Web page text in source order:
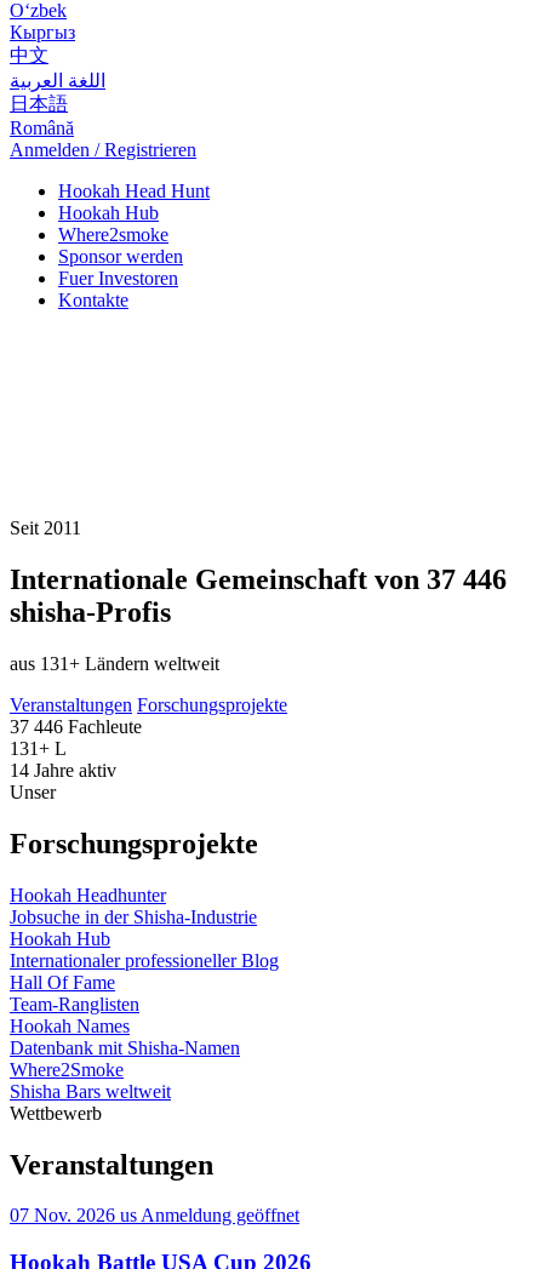
Оʻzbek
Кыргыз
中文
اللغة العربية
日本語
Română
Anmelden / Registrieren
Hookah Head Hunt
Hookah Hub
Where2smoke
Sponsor werden
Fuer Investoren
Kontakte
Seit 2011
Internationale Gemeinschaft von 37 446
shisha-Profis
aus 131+ Ländern weltweit
Veranstaltungen Forschungsprojekte
37 446 Fachleute
131+ L
14 Jahre aktiv
Unser
Forschungsprojekte
Hookah Headhunter
Jobsuche in der Shisha-Industrie
Hookah Hub
Internationaler professioneller Blog
Hall Of Fame
Team-Ranglisten
Hookah Names
Datenbank mit Shisha-Namen
Where2Smoke
Shisha Bars weltweit
Wettbewerb
Veranstaltungen
07 Nov. 2026 usAnmeldung geöffnet
Hookah Battle USA Cup 2026